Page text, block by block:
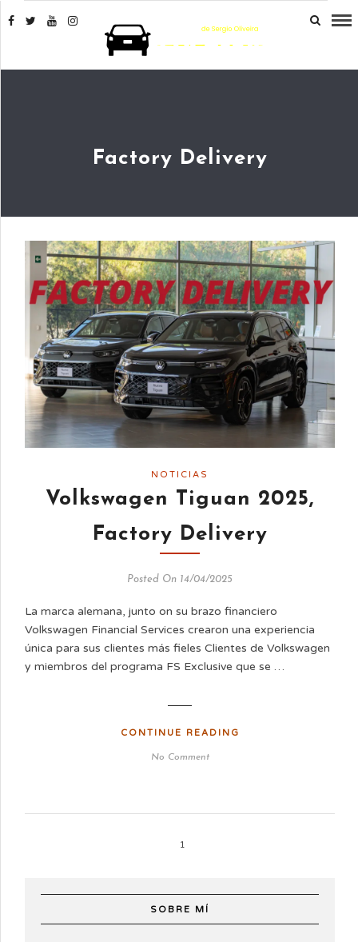
Factory Delivery
NOTICIAS
Volkswagen Tiguan 2025,
Factory Delivery
Posted On 14/04/2025
La marca alemana, junto on su brazo financiero
Volkswagen Financial Services crearon una experiencia
única para sus clientes más fieles Clientes de Volkswagen
y miembros del programa FS Exclusive que se …
CONTINUE READING
No Comment
1
SOBRE MÍ